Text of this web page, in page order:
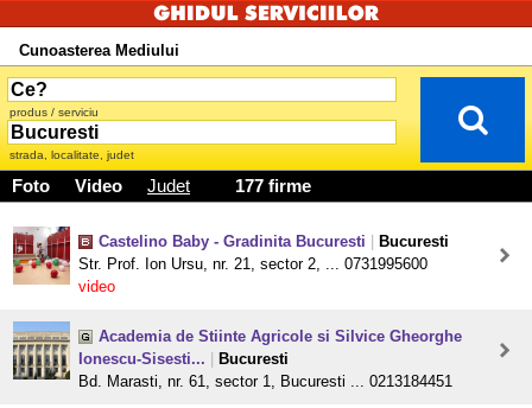
Cunoasterea Mediului
produs / serviciu
strada, localitate, judet
Foto Video Judet 177 firme
Castelino Baby - Gradinita Bucuresti
Bucuresti
Str. Prof. Ion Ursu, nr. 21, sector 2, ... 0731995600
video
Academia de Stiinte Agricole si Silvice Gheorghe
Ionescu-Sisesti...
Bucuresti
Bd. Marasti, nr. 61, sector 1, Bucuresti ... 0213184451